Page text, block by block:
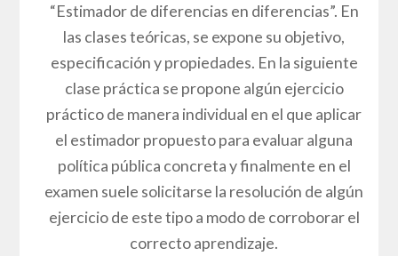
“Estimador de diferencias en diferencias”. En
las clases teóricas, se expone su objetivo,
especificación y propiedades. En la siguiente
clase práctica se propone algún ejercicio
práctico de manera individual en el que aplicar
el estimador propuesto para evaluar alguna
política pública concreta y finalmente en el
examen suele solicitarse la resolución de algún
ejercicio de este tipo a modo de corroborar el
correcto aprendizaje.